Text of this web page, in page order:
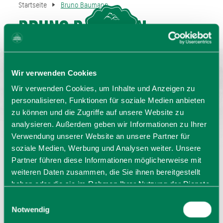
Wir verwenden Cookies
Wir verwenden Cookies, um Inhalte und Anzeigen zu
personalisieren, Funktionen für soziale Medien anbieten
zu können und die Zugriffe auf unsere Website zu
analysieren. Außerdem geben wir Informationen zu Ihrer
Verwendung unserer Website an unsere Partner für
soziale Medien, Werbung und Analysen weiter. Unsere
Partner führen diese Informationen möglicherweise mit
weiteren Daten zusammen, die Sie ihnen bereitgestellt
haben oder die sie im Rahmen Ihrer Nutzung der Dienste
Cookies, wenn Sie unsere Webseite weiterhin nutzen.
Notwendig
Startseite Bruno Baumann
Bruno Baumann
Kontakt
Bruno Baumann
Stolzenbergstr. 9
83727 Schliersee
zur Homepage
GASTGEBERSUCHE